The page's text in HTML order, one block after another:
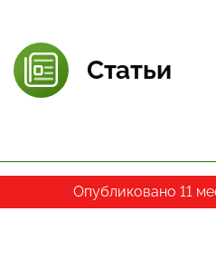
Статьи
Опубликовано 11